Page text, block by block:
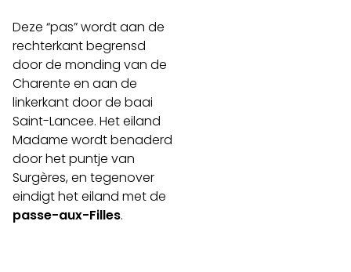
Deze “pas” wordt aan de
rechterkant begrensd
door de monding van de
Charente en aan de
linkerkant door de baai
Saint-Lancee. Het eiland
Madame wordt benaderd
door het puntje van
Surgères, en tegenover
eindigt het eiland met de
passe-aux-Filles.